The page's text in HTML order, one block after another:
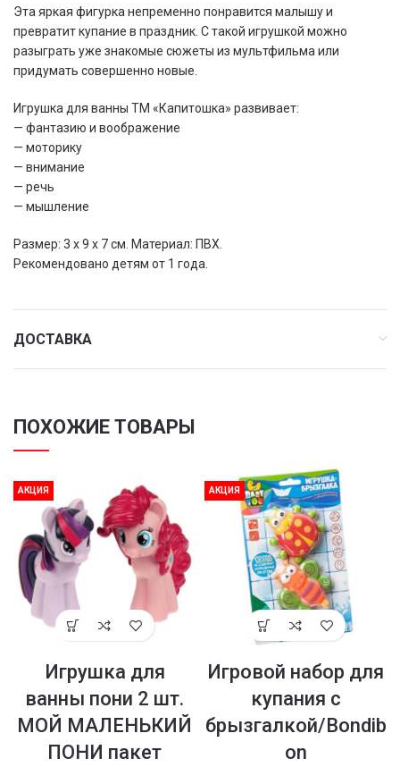
Эта яркая фигурка непременно понравится малышу и
превратит купание в праздник. С такой игрушкой можно
разыграть уже знакомые сюжеты из мультфильма или
придумать совершенно новые.
Игрушка для ванны ТМ «Капитошка» развивает:
— фантазию и воображение
— моторику
— внимание
— речь
— мышление
Размер: 3 х 9 х 7 см. Материал: ПВХ.
Рекомендовано детям от 1 года.
ДОСТАВКА
ПОХОЖИЕ ТОВАРЫ
АКЦИЯ
Игрушка для
ванны пони 2 шт.
МОЙ МАЛЕНЬКИЙ
ПОНИ пакет
АКЦИЯ
Игровой набор для
купания с
брызгалкой/Bondib
on